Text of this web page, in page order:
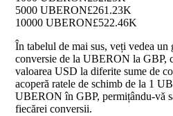
5000 UBERON£261.23K
10000 UBERON£522.46K
În tabelul de mai sus, veți vedea
conversie de la UBERON la GBP,
valoarea USD la diferite sume de
acoperă ratele de schimb de la 1
UBERON în GBP, permițându-vă
fiecărei conversii.